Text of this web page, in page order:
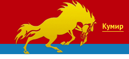
Кумир